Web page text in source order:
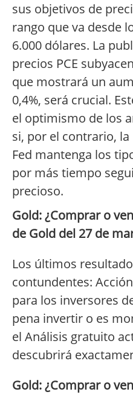
sus objetivos de
rango que va desde
6.000 dólares. La
precios PCE
que mostrará un
0,4%, será crucial.
el optimismo de los
si, por el contrario,
Fed mantenga los
por más tiempo
precioso.
Gold: ¿Comprar o
de Gold del 27 de
Los últimos
contundentes:
para los inversores
pena invertir o es
el Análisis gratuito
descubrirá
Gold: ¿Comprar o